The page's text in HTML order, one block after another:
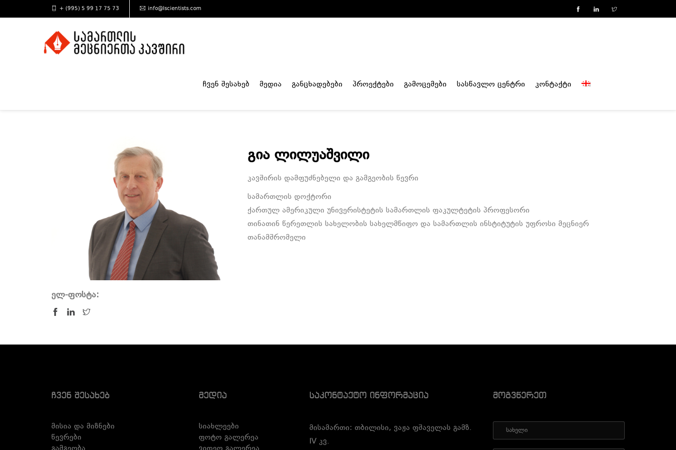
+ (995) 5 99 17 75 73 info@lscientists.com
ჩვენ შესახებ მედია განცხადებები პროექტები გამოცემები სასწავლო ცენტრი კონტაქტი
ელ-ფოსტა:
გია ლილუაშვილი
კავშირის დამფუძნებელი და გამგეობის წევრი
სამართლის დოქტორი
ქართულ ამერიკული უნივერისტეტის სამართლის ფაკულტეტის პროფესორი
თინათინ წერეთლის სახელობის სახელმწიფო და სამართლის ინსტიტუტის უფროსი მეცნიერ
თანამშრომელი
Ჩვენ Შესახებ
მისია და მიზნები
წევრები
Მედია
სიახლეები
ფოტო გალერეა
Საკონტაქტო Ინფორმაცია
მისამართი: თბილისი, ვაჟა ფშაველას გამზ.
IV კვ.
Მოგვწერეთ